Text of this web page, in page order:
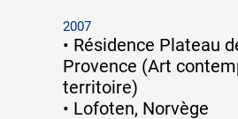
2007
• Résidence Plateau
Provence (Art
territoire)
• Lofoten, Norvège